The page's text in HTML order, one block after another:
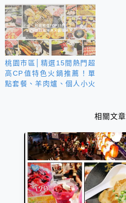
淋、冰沙無限供應
桃園市區│精選15間熱門超
高CP值特色火鍋推薦！單
點套餐、羊肉爐、個人小火
相關文章